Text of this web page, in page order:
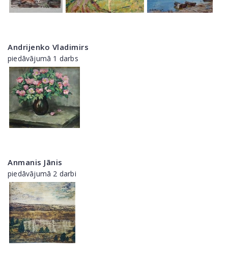
Andrijenko Vladimirs
piedāvājumā 1 darbs
Anmanis Jānis
piedāvājumā 2 darbi